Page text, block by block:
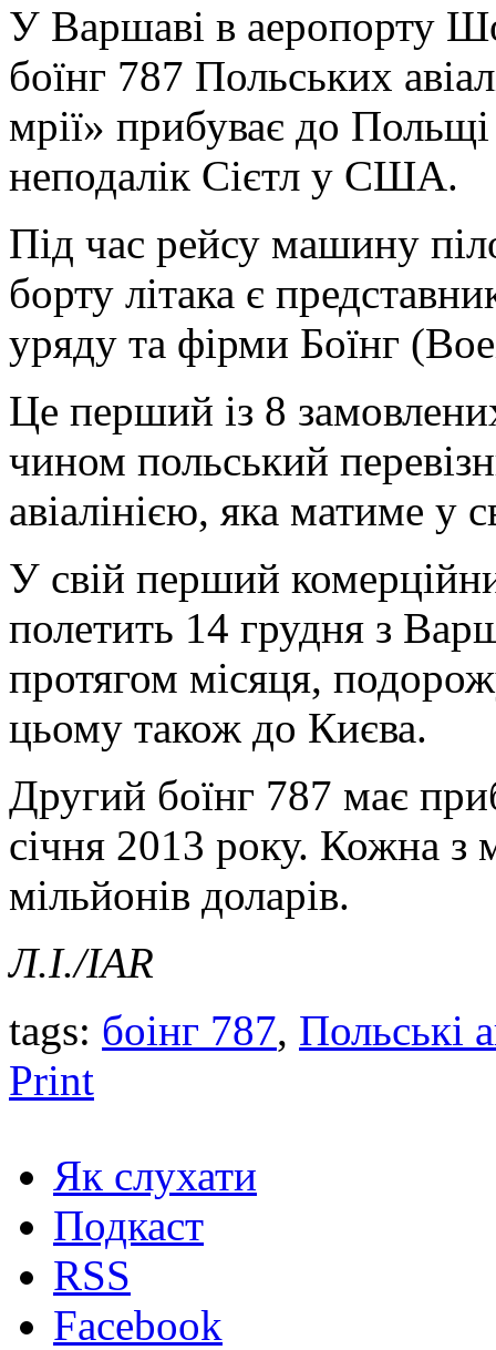
У Варшаві в аеропорту
боїнг 787 Польських
мрії» прибуває до
неподалік Сієтл у США.
Під час рейсу машину
борту літака є
уряду та фірми Боїнг
Це перший із 8
чином польський
авіалінією, яка матиме у
У свій перший
полетить 14 грудня з
протягом місяця,
цьому також до Києва.
Другий боїнг 787 має
січня 2013 року. Кожна
мільйонів доларів.
Л.І./IAR
tags: боінг 787, Польські
Print
Як слухати
Подкаст
RSS
Facebook